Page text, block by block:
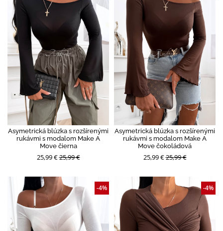
Asymetrická blúzka s rozšírenými
rukávmi s modalom Make A
Move čierna
25,99 €25,99 €
Asymetrická blúzka s rozšírenými
rukávmi s modalom Make A
Move čokoládová
25,99 €25,99 €
-4% -4%